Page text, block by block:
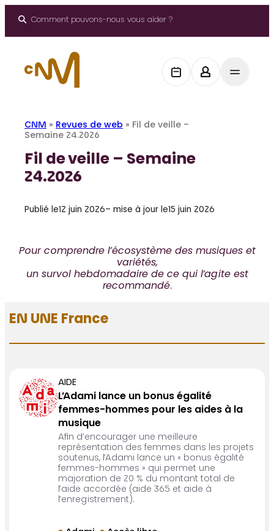
Comment pouvons-nous vous aider ?
CNM » Revues de web » Fil de veille –
Semaine 24.2026
Fil de veille – Semaine
24.2026
Publié le12 juin 2026– mise à jour le15 juin 2026
Pour comprendre l’écosystème des musiques et
variétés,
un survol hebdomadaire de ce qui l’agite est
recommandé.
EN UNE France
AIDE
L’Adami lance un bonus égalité
femmes-hommes pour les aides à la
musique
Afin d’encourager une meilleure
représentation des femmes dans les projets
soutenus, l’Adami lance un « bonus égalité
femmes-hommes » qui permet une
majoration de 20 % du montant total de
l’aide accordée (aide 365 et aide à
l’enregistrement).